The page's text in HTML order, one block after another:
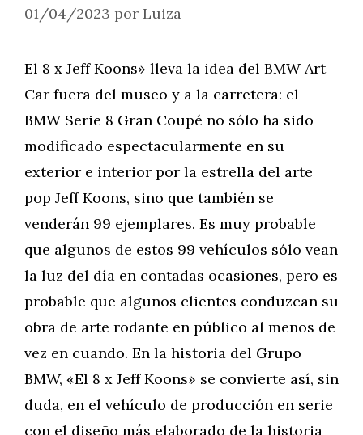
01/04/2023 por Luiza
El 8 x Jeff Koons» lleva la idea del BMW Art
Car fuera del museo y a la carretera: el
BMW Serie 8 Gran Coupé no sólo ha sido
modificado espectacularmente en su
exterior e interior por la estrella del arte
pop Jeff Koons, sino que también se
venderán 99 ejemplares. Es muy probable
que algunos de estos 99 vehículos sólo vean
la luz del día en contadas ocasiones, pero es
probable que algunos clientes conduzcan su
obra de arte rodante en público al menos de
vez en cuando. En la historia del Grupo
BMW, «El 8 x Jeff Koons» se convierte así, sin
duda, en el vehículo de producción en serie
con el diseño más elaborado de la historia